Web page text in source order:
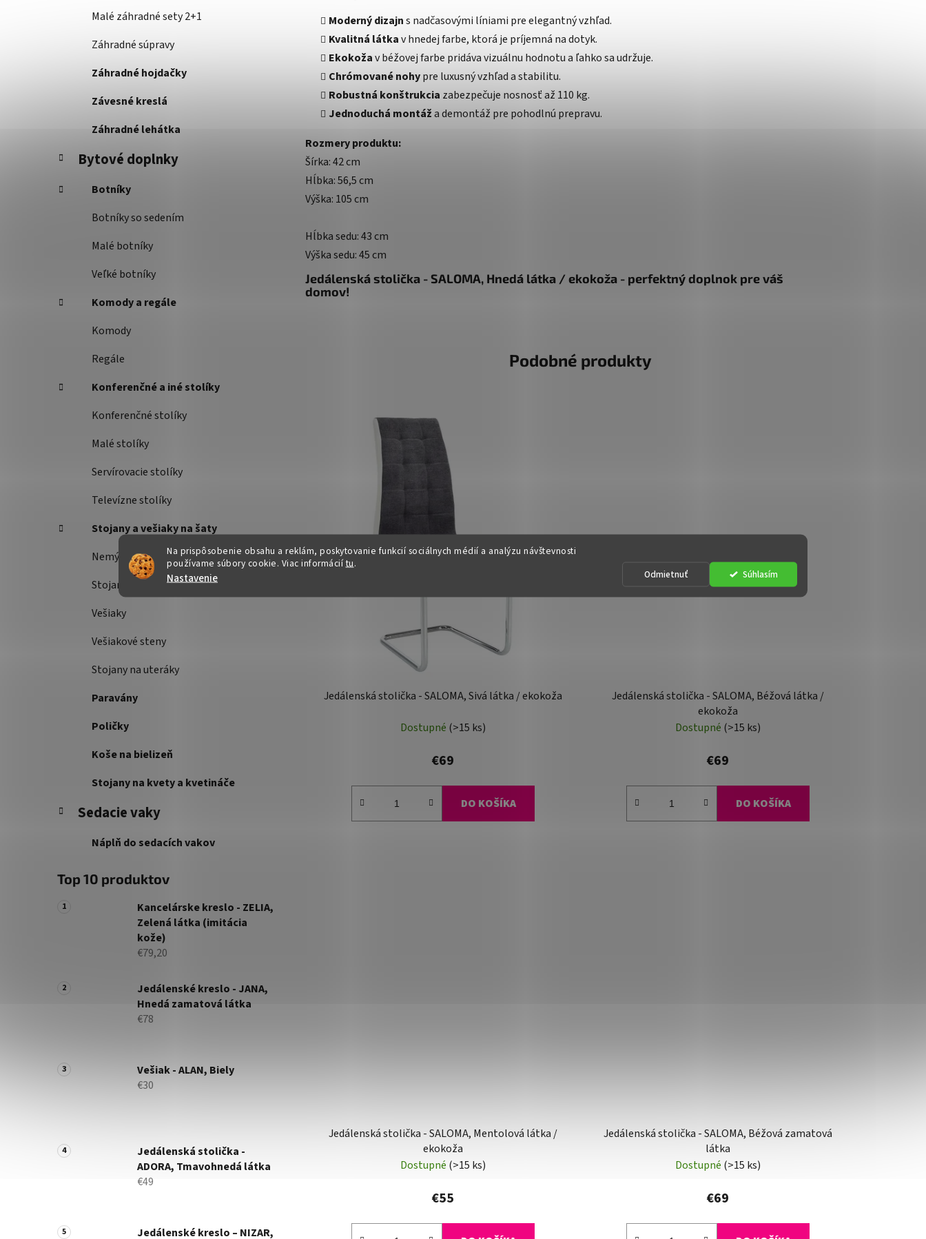
Na prispôsobenie obsahu a reklám, poskytovanie funkcií sociálnych médií a analýzu návštevnosti
používame súbory cookie. Viac informáciítu.
Nastavenie Odmietnuť Súhlasím
Malé záhradné sety 2+1
Záhradné súpravy
Záhradné hojdačky
Závesné kreslá
Záhradné lehátka
Bytové doplnky
Botníky
Botníky so sedením
Malé botníky
Veľké botníky
Komody a regále
Komody
Regále
Konferenčné a iné stolíky
Konferenčné stolíky
Malé stolíky
Servírovacie stolíky
Televízne stolíky
Stojany a vešiaky na šaty
Nemý sluha
Stojany na šaty
Vešiaky
Vešiakové steny
Stojany na uteráky
Paravány
Poličky
Koše na bielizeň
Stojany na kvety a kvetináče
Sedacie vaky
Náplň do sedacích vakov
Top 10 produktov
Kancelárske kreslo - ZELIA,
Zelená látka (imitácia
kože)
€79,20
Jedálenské kreslo - JANA,
Hnedá zamatová látka
€78
Vešiak - ALAN, Biely
€30
Jedálenská stolička -
ADORA, Tmavohnedá látka
€49
Jedálenské kreslo – NIZAR,
Moderný dizajns nadčasovými líniami pre elegantný vzhľad.
Kvalitná látkav hnedej farbe, ktorá je príjemná na dotyk.
Ekokožav béžovej farbe pridáva vizuálnu hodnotu a ľahko sa udržuje.
Chrómované nohypre luxusný vzhľad a stabilitu.
Robustná konštrukcia zabezpečuje nosnosť až 110 kg.
Jednoduchá montáža demontáž pre pohodlnú prepravu.
Rozmery produktu:
Šírka: 42 cm
Hĺbka: 56,5 cm
Výška: 105 cm
Hĺbka sedu: 43 cm
Výška sedu: 45 cm
Jedálenská stolička - SALOMA, Hnedá látka / ekokoža - perfektný doplnok pre váš
domov!
Podobné produkty
Jedálenská stolička - SALOMA, Sivá látka / ekokoža
Dostupné (>15 ks)
€69
DO KOŠÍKA
Jedálenská stolička - SALOMA, Béžová látka /
ekokoža
Dostupné (>15 ks)
€69
DO KOŠÍKA
Jedálenská stolička - SALOMA, Mentolová látka /
ekokoža
Dostupné (>15 ks)
€55
Jedálenská stolička - SALOMA, Béžová zamatová
látka
Dostupné (>15 ks)
€69